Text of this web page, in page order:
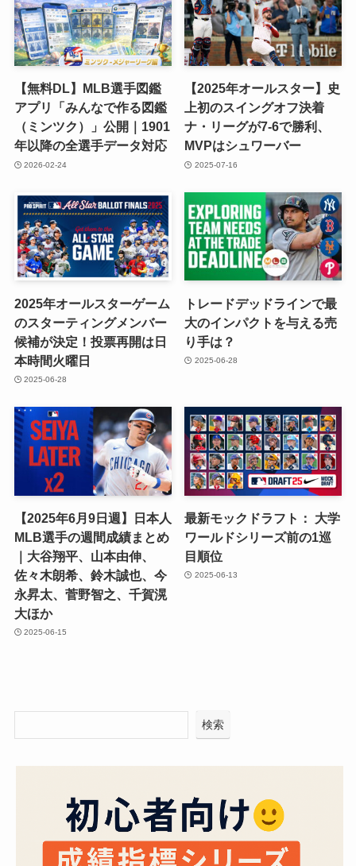
【無料DL】MLB選手図鑑
アプリ「みんなで作る図鑑
（ミンツク）」公開｜1901
年以降の全選手データ対応
2026-02-24
【2025年オールスター】史
上初のスイングオフ決着
ナ・リーグが7-6で勝利、
MVPはシュワーバー
2025-07-16
2025年オールスターゲーム
のスターティングメンバー
候補が決定！投票再開は日
本時間火曜日
2025-06-28
トレードデッドラインで最
大のインパクトを与える売
り手は？
2025-06-28
【2025年6月9日週】日本人
MLB選手の週間成績まとめ
｜大谷翔平、山本由伸、
佐々木朗希、鈴木誠也、今
永昇太、菅野智之、千賀滉
大ほか
2025-06-15
最新モックドラフト： 大学
ワールドシリーズ前の1巡
目順位
2025-06-13
検索